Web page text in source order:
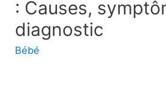
: Causes,
diagnostic
Bébé